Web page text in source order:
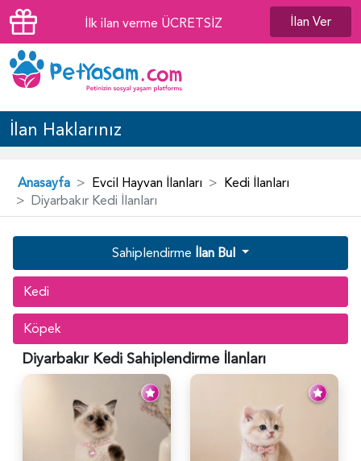
İlk ilan verme ÜCRETSİZ İlan Ver
İlan Haklarınız
Anasayfa Evcil Hayvan İlanları
Kedi İlanları
Diyarbakır Kedi İlanları
Sahiplendirme İlan Bul
Kedi
Köpek
Diyarbakır Kedi Sahiplendirme İlanları